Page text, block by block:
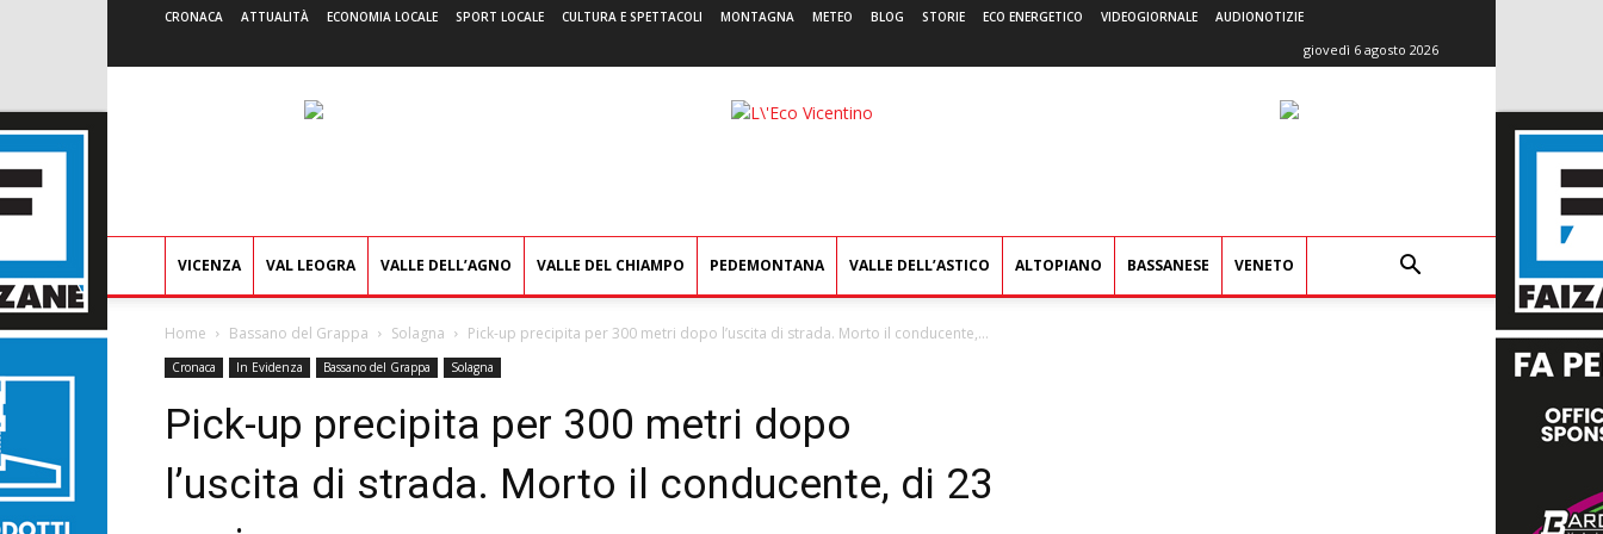
CRONACA ATTUALITÀ ECONOMIA LOCALE SPORT LOCALE CULTURA E SPETTACOLI MONTAGNA METEO BLOG STORIE ECO ENERGETICO VIDEOGIORNALE AUDIONOTIZIE
giovedì 6 agosto 2026
L'Eco
VICENZA VAL LEOGRA VALLE DELL’AGNO VALLE DEL CHIAMPO PEDEMONTANA VALLE DELL’ASTICO ALTOPIANO BASSANESE VENETO
Home Bassano del Grappa Solagna Pick-up precipita per 300 metri dopo l’uscita di strada. Morto il conducente,...
Cronaca In Evidenza Bassano del Grappa Solagna
Pick-up precipita per 300 metri dopo
l’uscita di strada. Morto il conducente, di 23